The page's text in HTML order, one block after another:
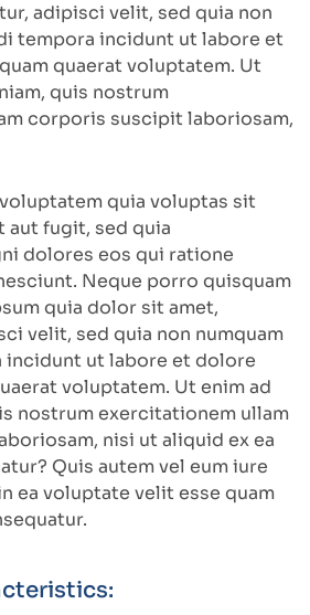
adipisci velit, sed quia non
tempora incidunt ut labore et
quaerat voluptatem. Ut
quis nostrum
corporis suscipit laboriosam,
quia voluptas sit
aut fugit, sed quia
dolores eos qui ratione
Neque porro quisquam
quia dolor sit amet,
velit, sed quia non numquam
incidunt ut labore et dolore
voluptatem. Ut enim ad
nostrum exercitationem ullam
nisi ut aliquid ex ea
Quis autem vel eum iure
ea voluptate velit esse quam